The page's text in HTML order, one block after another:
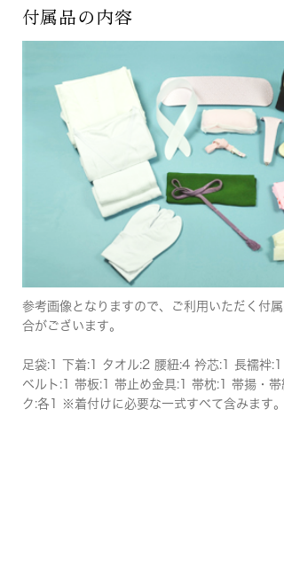
付属品の内容
参考画像となりますので、ご利用いただく付
合がございます。
足袋:1 下着:1 タオル:2 腰紐:4 衿芯:1 長襦袢
ベルト:1 帯板:1 帯止め金具:1 帯枕:1 帯揚・帯
ク:各1 ※着付けに必要な一式すべて含みます。